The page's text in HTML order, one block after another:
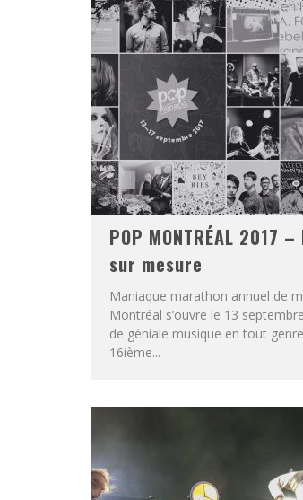
POP MONTRÉAL 2017
sur mesure
Maniaque marathon annuel de
Montréal s’ouvre le 13
de géniale musique en tout
16ième...